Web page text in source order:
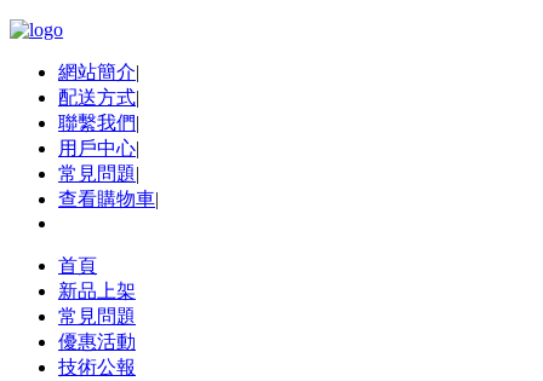
網站簡介|
配送方式|
聯繫我們|
用戶中心|
常見問題|
查看購物車|
首頁
新品上架
常見問題
優惠活動
技術公報